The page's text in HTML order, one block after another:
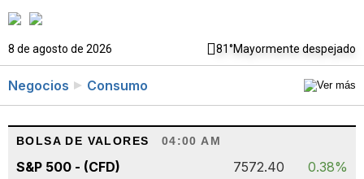
8 de agosto de 2026 81°Mayormente despejado
Negocios Consumo
BOLSA DE VALORES 04:00 AM
S&P 500 - (CFD) 7572.40
0.38%